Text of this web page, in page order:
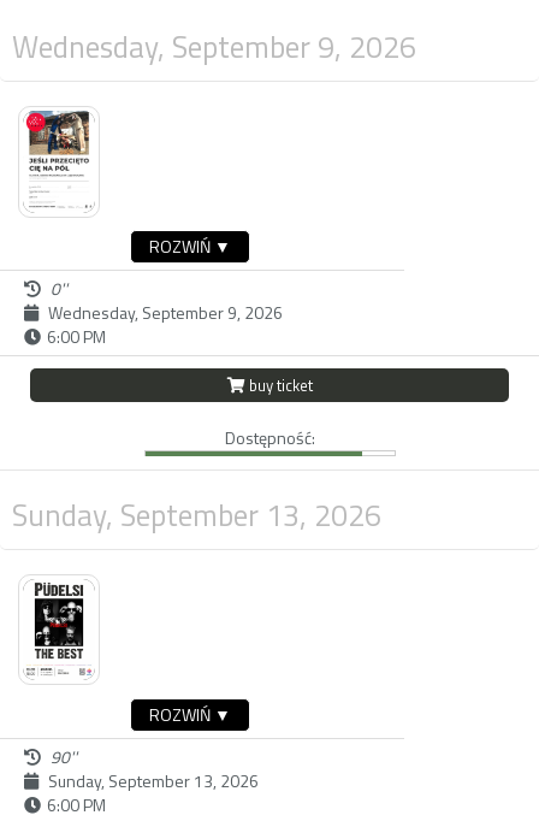
Wednesday, September 9, 2026
ROZWIŃ ▼
0''
Wednesday, September 9, 2026
6:00 PM
buy ticket
Dostępność:
Sunday, September 13, 2026
ROZWIŃ ▼
90''
Sunday, September 13, 2026
6:00 PM